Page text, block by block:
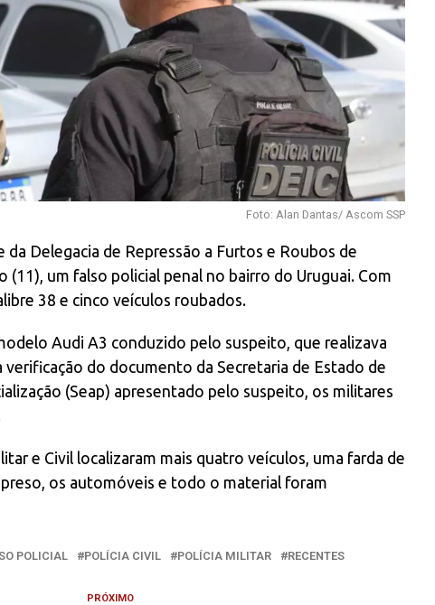
Foto: Alan Dantas/ Ascom SSP
da Delegacia de Repressão a Furtos e Roubos de
(11), um falso policial penal no bairro do Uruguai. Com
38 e cinco veículos roubados.
Audi A3 conduzido pelo suspeito, que realizava
do documento da Secretaria de Estado de
(Seap) apresentado pelo suspeito, os militares
e Civil localizaram mais quatro veículos, uma farda de
os automóveis e todo o material foram
POLICIAL POLÍCIA CIVIL POLÍCIA MILITAR RECENTES
PRÓXIMO